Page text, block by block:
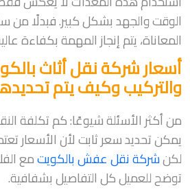
الوقت والجهد بشكل كبير. فبدلًا من
المعاناة، يتم إنجاز المهمة بكفاءة
أسعار شركة نقل أثاث
والتركيب وكيف يتم
من أكثر الأسئلة شيوعًا: كم تكلفة
يمكن تحديد سعر ثابت لأن الأسعار
لكنشركة نقل عفش بالكويتمع
توضح للعميل كل التفاصيل بشفافية.